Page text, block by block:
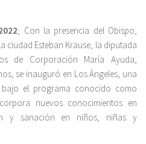
; Con la presencia del Obispo,
ciudad Esteban Krause, la diputada
de Corporación María Ayuda,
se inauguró en Los Ángeles, una
el programa conocido como
nuevos conocimientos en
y sanación en niños, niñas y